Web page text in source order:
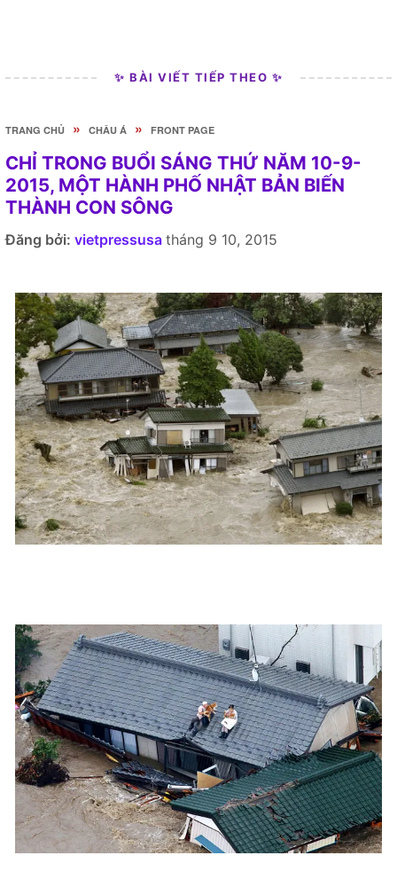
✨ BÀI VIẾT TIẾP THEO ✨
TRANG CHỦ » CHÂU Á » FRONT PAGE
CHỈ TRONG BUỔI SÁNG THỨ NĂM 10-9-
2015, MỘT HÀNH PHỐ NHẬT BẢN BIẾN
THÀNH CON SÔNG
Đăng bởi: vietpressusa tháng 9 10, 2015